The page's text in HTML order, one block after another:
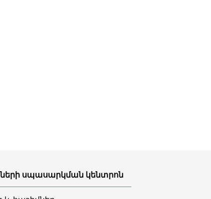
սպասարկման կենտրոն